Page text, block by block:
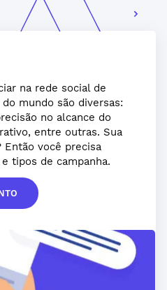
na rede social de
mundo são diversas:
no alcance do
entre outras. Sua
Então você precisa
tipos de campanha.